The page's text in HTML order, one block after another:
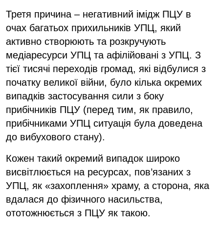
Третя причина – негативний імідж ПЦУ в
очах багатьох прихильників УПЦ, який
активно створюють та розкручують
медіаресурси УПЦ та афілійовані з УПЦ. З
тієї тисячі переходів громад, які відбулися з
початку великої війни, було кілька окремих
випадків застосування сили з боку
прибічників ПЦУ (перед тим, як правило,
прибічниками УПЦ ситуація була доведена
до вибухового стану).
Кожен такий окремий випадок широко
висвітлюється на ресурсах, пов’язаних з
УПЦ, як «захоплення» храму, а сторона, яка
вдалася до фізичного насильства,
ототожнюється з ПЦУ як такою.